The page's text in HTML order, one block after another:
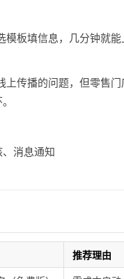
模板填信息，几分钟就
上传播的问题，但零售
消息通知
推荐理由